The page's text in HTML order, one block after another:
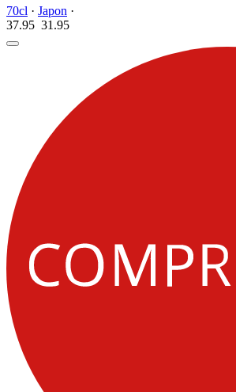
70cl · Japon ·
37.95 31.95